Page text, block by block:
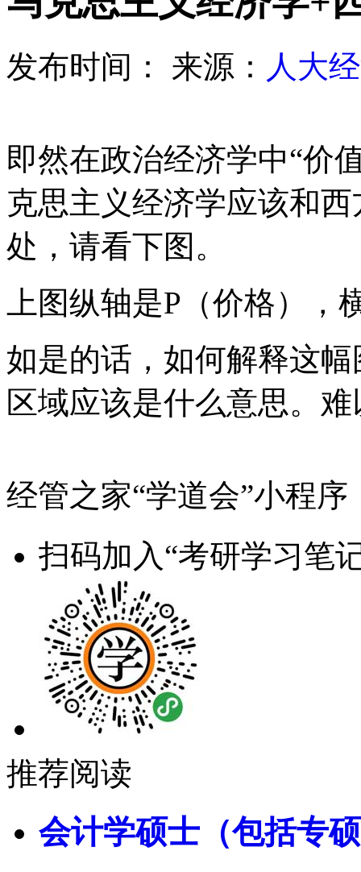
发布时间： 来源： 人大
即然在政治经济学中“价
克思主义经济学应该和
处，请看下图。
上图纵轴是P（价格），
如是的话，如何解释这
区域应该是什么意思。
经管之家“学道会”小程序
扫码加入“考研学习笔
推荐阅读
会计学硕士（包括专